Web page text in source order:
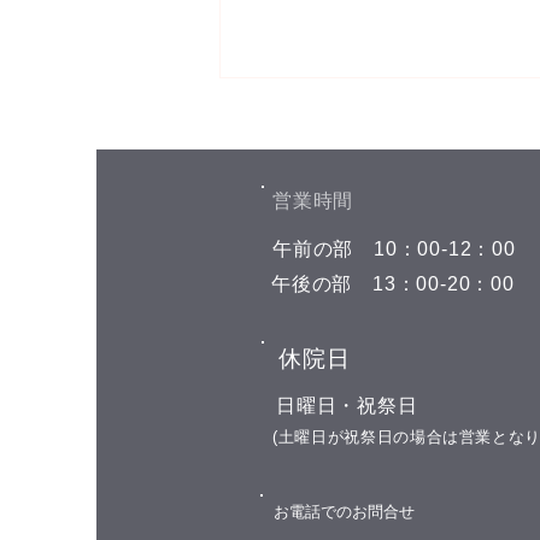
空き状況をお知らせします 8月7
ん 午後の部 空きがありません 8
月8日(土)←今日はここです 午前
19:00 8月9日(日) お休み 8月10日
(月) 午前の部 11:00 午後の部
15:00以降お選び頂けます 8月11
日(火) 山の日の祝日 お休み 8月
​営業時間
​午前の部 ​10：00-12：00
​午後の部 ​13：00-20：00
​休院日
​日曜日・祝祭日
​(土曜日が祝祭日の場合は営業とな
​お電話でのお問合せ